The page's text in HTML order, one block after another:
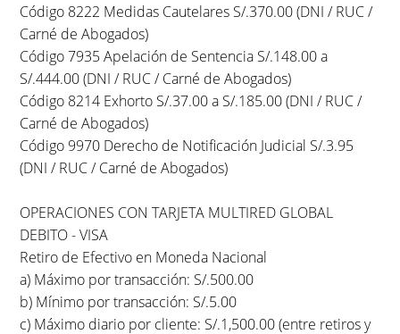
Código 8222 Medidas Cautelares S/.370.00 (DNI / RUC /
Carné de Abogados)
Código 7935 Apelación de Sentencia S/.148.00 a
S/.444.00 (DNI / RUC / Carné de Abogados)
Código 8214 Exhorto S/.37.00 a S/.185.00 (DNI / RUC /
Carné de Abogados)
Código 9970 Derecho de Notificación Judicial S/.3.95
(DNI / RUC / Carné de Abogados)
OPERACIONES CON TARJETA MULTIRED GLOBAL
DEBITO - VISA
Retiro de Efectivo en Moneda Nacional
a) Máximo por transacción: S/.500.00
b) Mínimo por transacción: S/.5.00
c) Máximo diario por cliente: S/.1,500.00 (entre retiros y